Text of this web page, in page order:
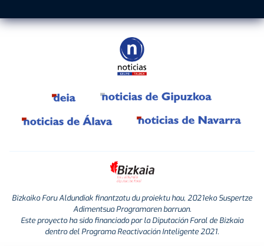
Bizkaiko Foru Aldundiak finantzatu du proiektu hau, 2021eko Suspertze
Adimentsua Programaren barruan.
Este proyecto ha sido financiado por la Diputación Foral de Bizkaia
dentro del Programa Reactivación Inteligente 2021.